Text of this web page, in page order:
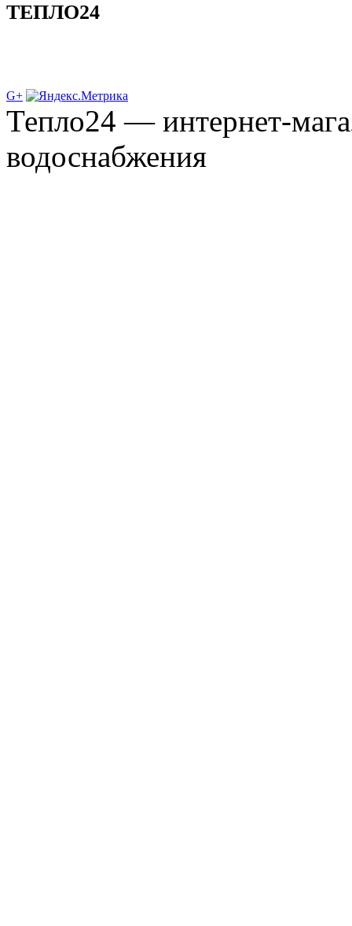
ТЕПЛО24
G+
Тепло24 — интернет-
водоснабжения